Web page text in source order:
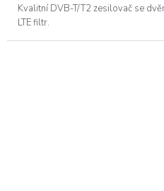
Kvalitní DVB-T/T2 zesilovač se
LTE filtr.